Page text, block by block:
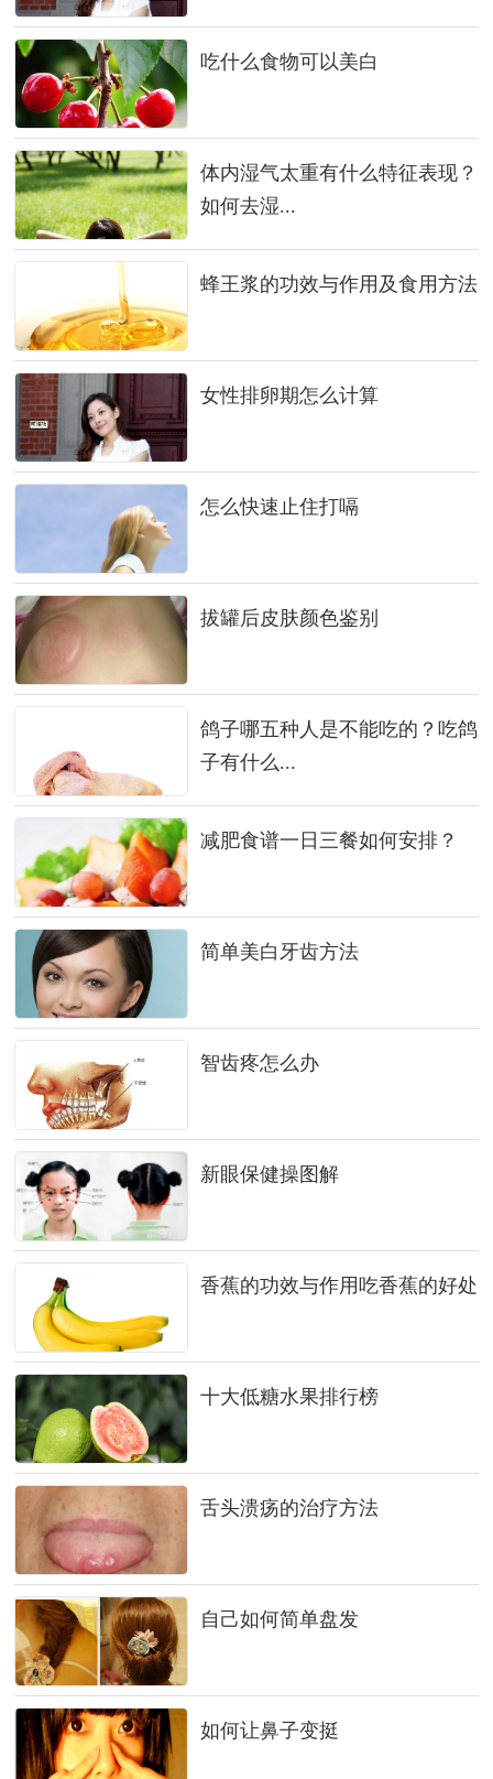
吃什么食物可以美白
体内湿气太重有什么特征表现？
如何去湿...
蜂王浆的功效与作用及食用方法
女性排卵期怎么计算
怎么快速止住打嗝
拔罐后皮肤颜色鉴别
鸽子哪五种人是不能吃的？吃鸽
子有什么...
减肥食谱一日三餐如何安排？
简单美白牙齿方法
智齿疼怎么办
新眼保健操图解
香蕉的功效与作用吃香蕉的好处
十大低糖水果排行榜
舌头溃疡的治疗方法
自己如何简单盘发
如何让鼻子变挺